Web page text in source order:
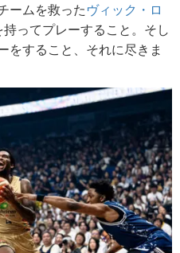
ームを救った ヴィック・ロ
ってプレーすること。そし
をすること、それに尽きま